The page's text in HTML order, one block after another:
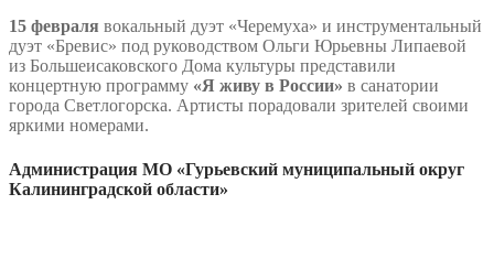
15 февраля вокальный дуэт «Черемуха» и инструментальный
дуэт «Бревис» под руководством Ольги Юрьевны Липаевой
из Большеисаковского Дома культуры представили
концертную программу «Я живу в России» в санатории
города Светлогорска. Артисты порадовали зрителей своими
яркими номерами.
Администрация МО «Гурьевский муниципальный округ
Калининградской области»